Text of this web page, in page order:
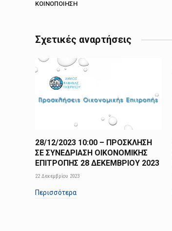
ΚΟΙΝΟΠΟΊΗΣΗ
Σχετικές αναρτήσεις
28/12/2023 10:00 – ΠΡΟΣΚΛΗΣΗ
ΣΕ ΣΥΝΕΔΡΙΑΣΗ ΟΙΚΟΝΟΜΙΚΗΣ
ΕΠΙΤΡΟΠΗΣ 28 ΔΕΚΕΜΒΡΙΟΥ 2023
22 Δεκεμβρίου 2023
Περισσότερα